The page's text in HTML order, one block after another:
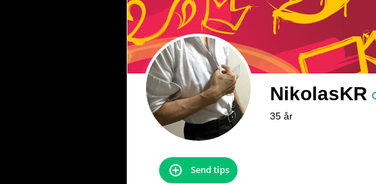
NikolasKR
35 år
Send tips